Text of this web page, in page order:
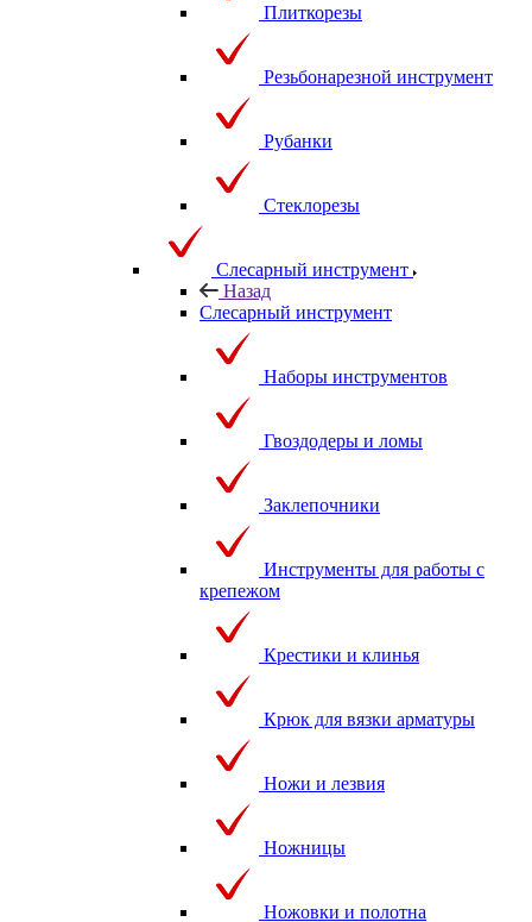
Плиткорезы
Резьбонарезной инструмент
Рубанки
Стеклорезы
Слесарный инструмент
Назад
Слесарный инструмент
Наборы инструментов
Гвоздодеры и ломы
Заклепочники
Инструменты для работы с
крепежом
Крестики и клинья
Крюк для вязки арматуры
Ножи и лезвия
Ножницы
Ножовки и полотна